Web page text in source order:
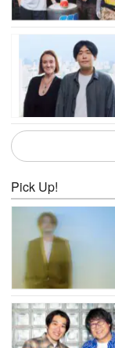
Pick Up!